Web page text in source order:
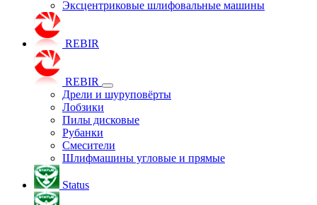
Эксцентриковые шлифовальные машины
REBIR
REBIR
Дрели и шуруповёрты
Лобзики
Пилы дисковые
Рубанки
Смесители
Шлифмашины угловые и прямые
Status